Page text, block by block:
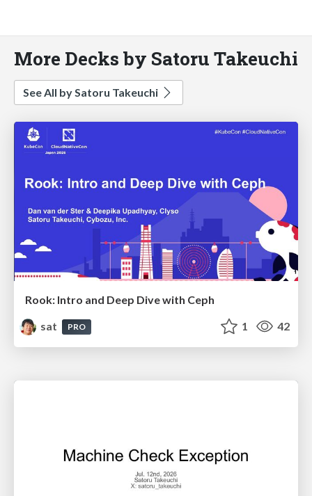
More Decks by Satoru Takeuchi
See All by Satoru Takeuchi
Rook: Intro and Deep Dive with Ceph
sat
PRO 1 42